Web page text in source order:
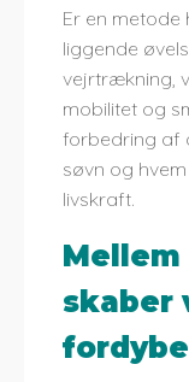
Er en
liggende
vejrtrækning,
mobilitet og
forbedring af
søvn og
livskraft.
skaber